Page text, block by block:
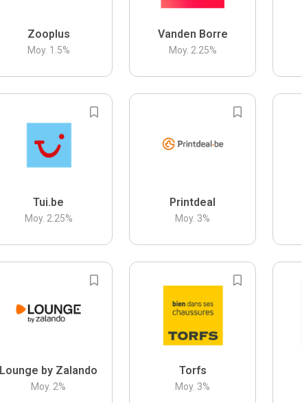
Zooplus
Moy. 1.5%
Vanden Borre
Moy. 2.25%
Tui.be
Moy. 2.25%
Printdeal
Moy. 3%
Lounge by Zalando
Moy. 2%
Torfs
Moy. 3%